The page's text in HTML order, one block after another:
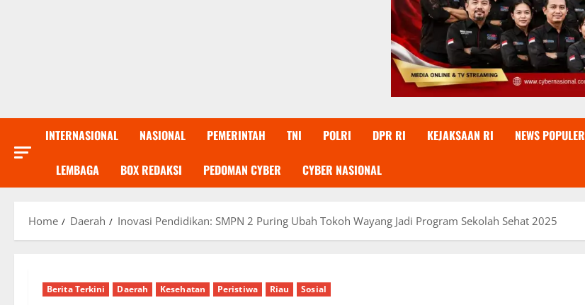
INTERNASIONAL NASIONAL PEMERINTAH TNI POLRI DPR RI KEJAKSAAN RI NEWS POPULER
LEMBAGA BOX REDAKSI PEDOMAN CYBER CYBER NASIONAL
Home Daerah Inovasi Pendidikan: SMPN 2 Puring Ubah Tokoh Wayang Jadi Program Sekolah Sehat 2025
Berita Terkini Daerah Kesehatan Peristiwa Riau Sosial